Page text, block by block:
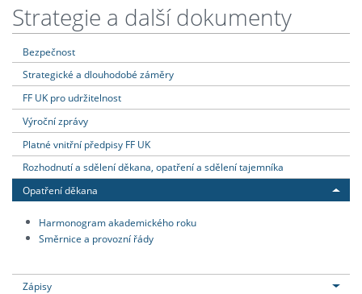
Strategie a další dokumenty
Bezpečnost
Strategické a dlouhodobé záměry
FF UK pro udržitelnost
Výroční zprávy
Platné vnitřní předpisy FF UK
Rozhodnutí a sdělení děkana, opatření a sdělení tajemníka
Opatření děkana
Harmonogram akademického roku
Směrnice a provozní řády
Zápisy